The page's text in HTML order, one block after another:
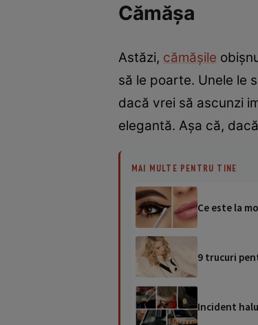
Cămășa
Astăzi, cămășile
să le poarte. Unele le
dacă vrei să ascunzi
elegantă. Așa că,
MAI MULTE PENTRU TINE
Ce este la
9 trucuri
Incident